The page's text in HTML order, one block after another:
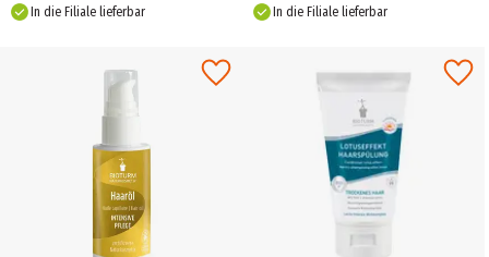
In die Filiale lieferbar
In die Filiale lieferbar